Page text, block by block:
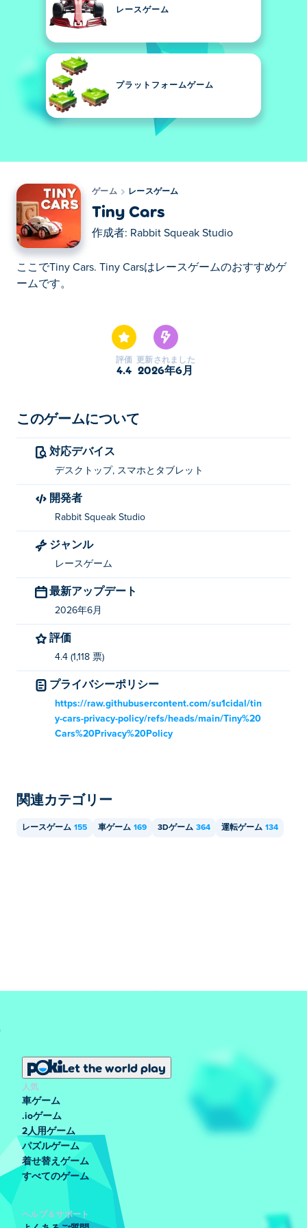
レースゲーム
プラットフォームゲーム
ゲーム レースゲーム
Tiny Cars
作成者: Rabbit Squeak Studio
ここでTiny Cars. Tiny Carsはレースゲームのおすすめゲ
ームです。
評価
4.4
更新されました
2026年6月
このゲームについて
対応デバイス
デスクトップ, スマホとタブレット
開発者
Rabbit Squeak Studio
ジャンル
レースゲーム
最新アップデート
2026年6月
評価
4.4 (1,118 票)
プライバシーポリシー
https://raw.githubusercontent.com/su1cidal/tin
y-cars-privacy-policy/refs/heads/main/Tiny%20
Cars%20Privacy%20Policy
関連カテゴリー
レースゲーム 155 車ゲーム 169 3Dゲーム 364 運転ゲーム 134
Let the world play
人気
車ゲーム
.ioゲーム
2人用ゲーム
パズルゲーム
着せ替えゲーム
すべてのゲーム
ヘルプ＆サポート